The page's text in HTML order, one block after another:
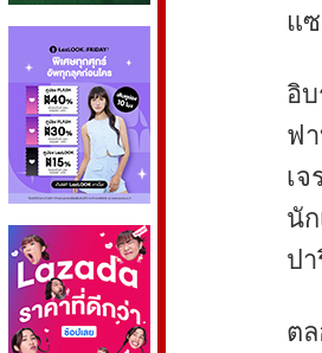
แ
อิ
ฟ
เ
นั
ป
ต